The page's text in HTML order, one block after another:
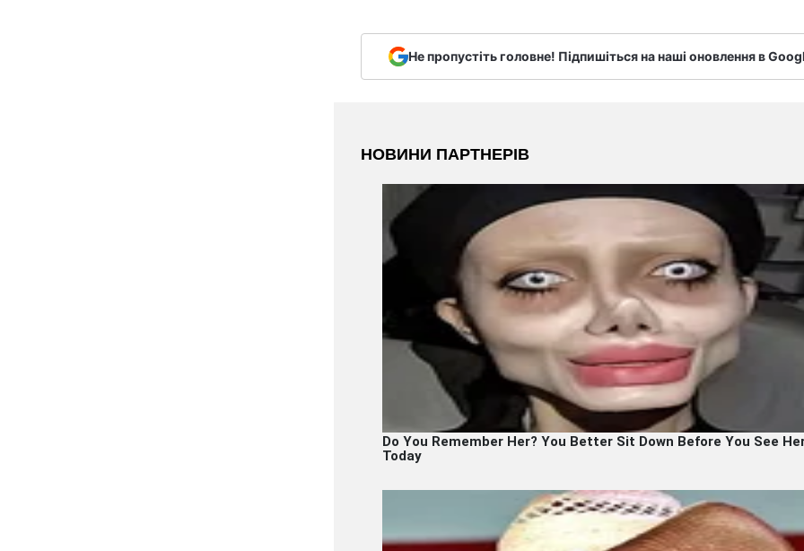
Не пропустіть головне! Підпишіться на наші оновлення в